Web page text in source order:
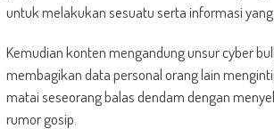
untuk melakukan sesuatu serta informasi yang
Kemudian konten mengandung unsur cyber
membagikan data personal orang lain
matai seseorang balas dendam dengan
rumor gosip.